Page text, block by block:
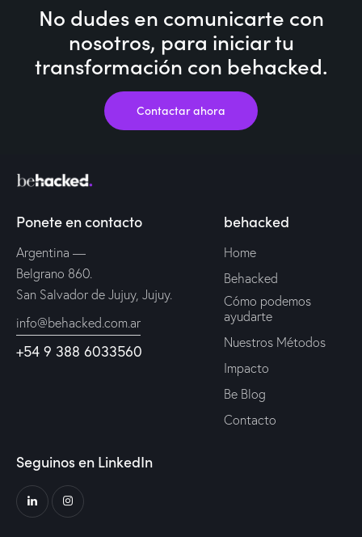
No dudes en comunicarte con
nosotros, para iniciar tu
transformación con behacked.
Contactar ahora
Ponete en contacto
Argentina —
Belgrano 860.
San Salvador de Jujuy, Jujuy.
info@behacked.com.ar
+54 9 388 6033560
behacked
Home
Behacked
Cómo podemos
ayudarte
Nuestros Métodos
Impacto
Be Blog
Contacto
Seguinos en LinkedIn